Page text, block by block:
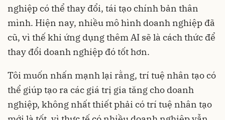
nghiệp có thể thay đổi, tái tạo chính bản thân
mình. Hiện nay, nhiều mô hình doanh nghiệp đã
cũ, vì thế khi ứng dụng thêm AI sẽ là cách thức để
thay đổi doanh nghiệp đó tốt hơn.
Tôi muốn nhấn mạnh lại rằng, trí tuệ nhân tạo có
thể giúp tạo ra các giá trị gia tăng cho doanh
nghiệp, không nhất thiết phải có trí tuệ nhân tạo